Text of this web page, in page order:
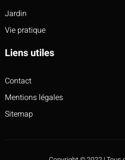
Jardin
Vie pratique
Liens utiles
Contact
Mentions légales
Sitemap